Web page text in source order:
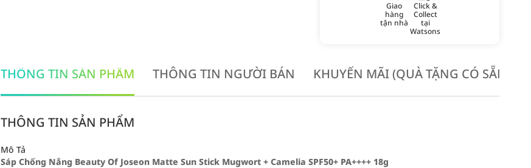
Giao
hàng
tận nhà
Click &
Collect
tại
Watsons
THÔNG TIN SẢN PHẨM THÔNG TIN NGƯỜI BÁN KHUYẾN MÃI (QUÀ TẶNG CÓ SẴN
THÔNG TIN SẢN PHẨM
Mô Tả
Sáp Chống Nắng Beauty Of Joseon Matte Sun Stick Mugwort + Camelia SPF50+ PA++++ 18g